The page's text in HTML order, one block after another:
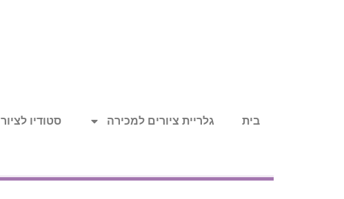
בית גלריית ציורים למכירה סטודיו לציור